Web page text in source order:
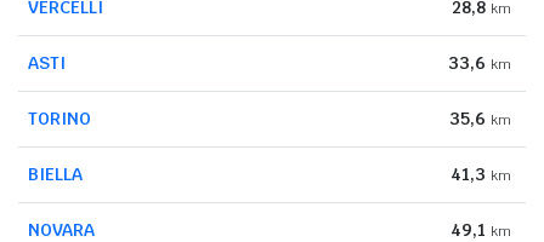
VERCELLI 28,8 km
ASTI 33,6 km
TORINO 35,6 km
BIELLA 41,3 km
NOVARA 49,1 km